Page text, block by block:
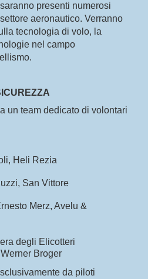
presenti numerosi
aeronautico. Verranno
tecnologia di volo, la
nel campo
un team dedicato di volontari
Heli Rezia
San Vittore
Merz, Avelu &
degli Elicotteri
Broger
da piloti